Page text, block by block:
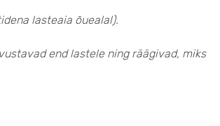
lasteaia õuealal).
end lastele ning räägivad, miks